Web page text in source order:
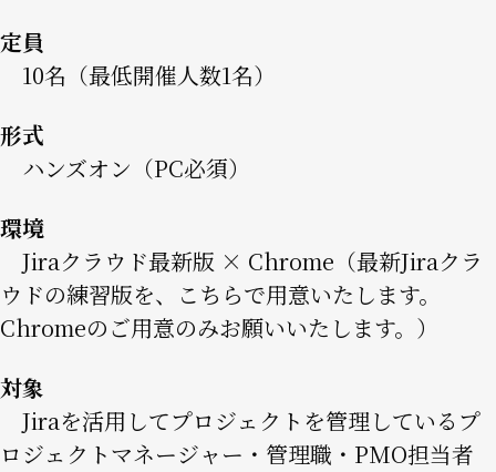
定員
10名（最低開催人数1名）
形式
ハンズオン（PC必須）
環境
Jiraクラウド最新版 × Chrome（最新Jiraクラ
ウドの練習版を、こちらで用意いたします。
Chromeのご用意のみお願いいたします。）
対象
Jiraを活用してプロジェクトを管理しているプ
ロジェクトマネージャー・管理職・PMO担当者